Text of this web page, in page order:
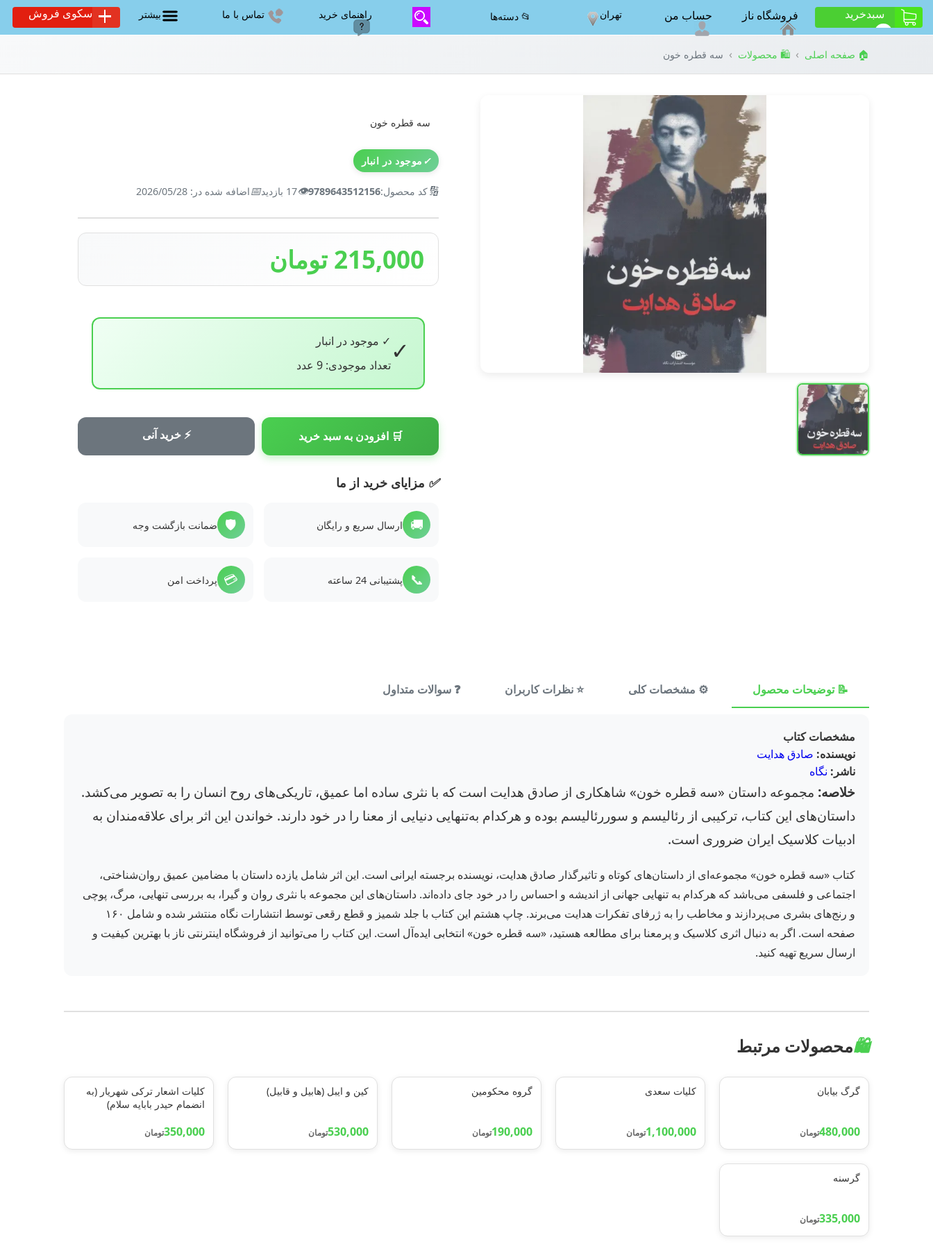
سبد‌خرید فروشگاه ناز حساب من تهران 📂 دسته‌ها راهنمای خرید تماس با ما بیشتر سکوی فروش
🏠 صفحه اصلی › 🛍️ محصولات › سه قطره خون
سه قطره خون
✓ موجود در انبار
🔢کد محصول:9789643512156
👁️17 بازدید 📅اضافه شده در: 2026/05/28
215,000 تومان
✓ ✓ موجود در انبار
تعداد موجودی: 9 عدد
🛒 افزودن به سبد خرید ⚡ خرید آنی
✅ مزایای خرید از ما
🚚 ارسال سریع و رایگان 🛡️ ضمانت بازگشت وجه
📞 پشتیبانی 24 ساعته 💳 پرداخت امن
📝 توضیحات محصول ⚙️ مشخصات کلی ⭐ نظرات کاربران ❓ سوالات متداول
مشخصات کتاب
نویسنده: صادق هدایت
ناشر: نگاه
خلاصه: مجموعه داستان «سه قطره خون» شاهکاری از صادق هدایت است که با نثری ساده اما عمیق، تاریکی‌های روح انسان را به تصویر می‌کشد.
داستان‌های این کتاب، ترکیبی از رئالیسم و سوررئالیسم بوده و هرکدام به‌تنهایی دنیایی از معنا را در خود دارند. خواندن این اثر برای علاقه‌مندان به
ادبیات کلاسیک ایران ضروری است.
کتاب «سه قطره خون» مجموعه‌ای از داستان‌های کوتاه و تاثیرگذار صادق هدایت، نویسنده برجسته ایرانی است. این اثر شامل یازده داستان با مضامین عمیق روان‌شناختی،
اجتماعی و فلسفی می‌باشد که هرکدام به تنهایی جهانی از اندیشه و احساس را در خود جای داده‌اند. داستان‌های این مجموعه با نثری روان و گیرا، به بررسی تنهایی، مرگ، پوچی
و رنج‌های بشری می‌پردازند و مخاطب را به ژرفای تفکرات هدایت می‌برند. چاپ هشتم این کتاب با جلد شمیز و قطع رقعی توسط انتشارات نگاه منتشر شده و شامل ۱۶۰
صفحه است. اگر به دنبال اثری کلاسیک و پرمعنا برای مطالعه هستید، «سه قطره خون» انتخابی ایده‌آل است. این کتاب را می‌توانید از فروشگاه اینترنتی ناز با بهترین کیفیت و
ارسال سریع تهیه کنید.
🛍️محصولات مرتبط
گرگ بیابان
480,000تومان
کلیات سعدی
1,100,000تومان
گروه محکومین
190,000تومان
کین و ایبل (هابیل و قابیل)
530,000تومان
کلیات اشعار ترکی شهریار (به
انضمام حیدر بابایه سلام)
350,000تومان
گرسنه
335,000تومان